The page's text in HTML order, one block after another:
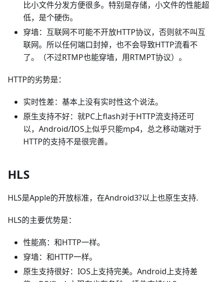
比小文件分发方便很多。特别是存储，小文件的性能超
低，是个硬伤。
穿墙：互联网不可能不开放HTTP协议，否则就不叫互
联网。所以任何端口封掉，也不会导致HTTP流看不
了。（不过RTMP也能穿墙，用RTMPT协议）。
HTTP的劣势是：
实时性差：基本上没有实时性这个说法。
原生支持不好：就PC上flash对于HTTP流支持还可
以，Android/IOS上似乎只能mp4，总之移动端对于
HTTP的支持不是很完善。
HLS
HLS是Apple的开放标准，在Android3?以上也原生支持.
HLS的主要优势是：
性能高：和HTTP一样。
穿墙：和HTTP一样。
原生支持很好：IOS上支持完美。Android上支持差